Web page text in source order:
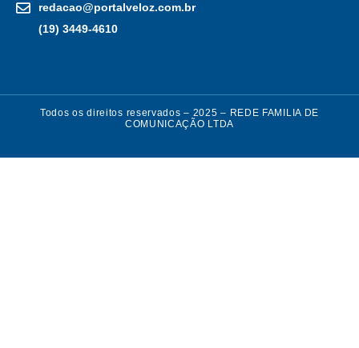
redacao@portalveloz.com.br
(19) 3449-4610
Todos os direitos reservados – 2025 – REDE FAMILIA DE
COMUNICAÇÃO LTDA